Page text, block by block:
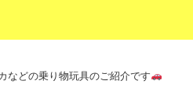
などの乗り物玩具のご紹介です